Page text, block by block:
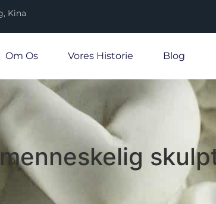
Kina
Om Os Vores Historie Blog